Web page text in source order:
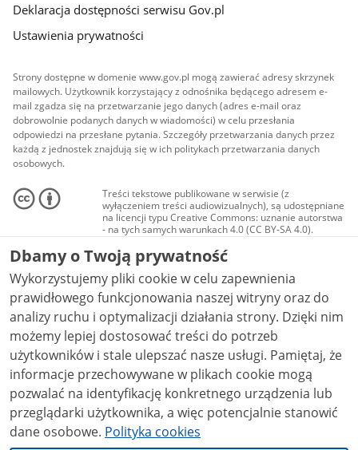
Deklaracja dostępności serwisu Gov.pl
Ustawienia prywatności
Strony dostępne w domenie www.gov.pl mogą zawierać adresy skrzynek
mailowych. Użytkownik korzystający z odnośnika będącego adresem e-
mail zgadza się na przetwarzanie jego danych (adres e-mail oraz
dobrowolnie podanych danych w wiadomości) w celu przesłania
odpowiedzi na przesłane pytania. Szczegóły przetwarzania danych przez
każdą z jednostek znajdują się w ich politykach przetwarzania danych
osobowych.
Treści tekstowe publikowane w serwisie (z
wyłączeniem treści audiowizualnych), są udostępniane
na licencji typu Creative Commons: uznanie autorstwa
- na tych samych warunkach 4.0 (CC BY-SA 4.0).
Materiały audiowizualne, w tym zdjęcia, materiały
audio i wideo, są udostępniane na licencji typu
Creative Commons: uznanie autorstwa użycie
niekomercyjne - bez utworów zależnych 4.0 (CC BY-
NC-ND 4.0), o ile nie jest to stwierdzone inaczej.
Dbamy o Twoją prywatność
Wykorzystujemy pliki cookie w celu zapewnienia
prawidłowego funkcjonowania naszej witryny oraz do
analizy ruchu i optymalizacji działania strony. Dzięki nim
możemy lepiej dostosować treści do potrzeb
użytkowników i stale ulepszać nasze usługi. Pamiętaj, że
informacje przechowywane w plikach cookie mogą
pozwalać na identyfikację konkretnego urządzenia lub
przeglądarki użytkownika, a więc potencjalnie stanowić
dane osobowe. Polityka cookies